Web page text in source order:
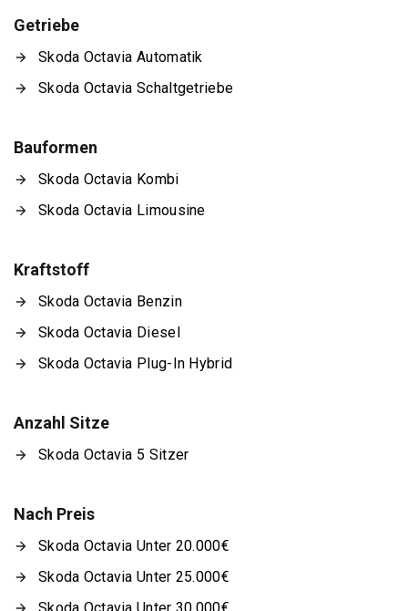
Getriebe
Skoda Octavia Automatik
Skoda Octavia Schaltgetriebe
Bauformen
Skoda Octavia Kombi
Skoda Octavia Limousine
Kraftstoff
Skoda Octavia Benzin
Skoda Octavia Diesel
Skoda Octavia Plug-In Hybrid
Anzahl Sitze
Skoda Octavia 5 Sitzer
Nach Preis
Skoda Octavia Unter 20.000€
Skoda Octavia Unter 25.000€